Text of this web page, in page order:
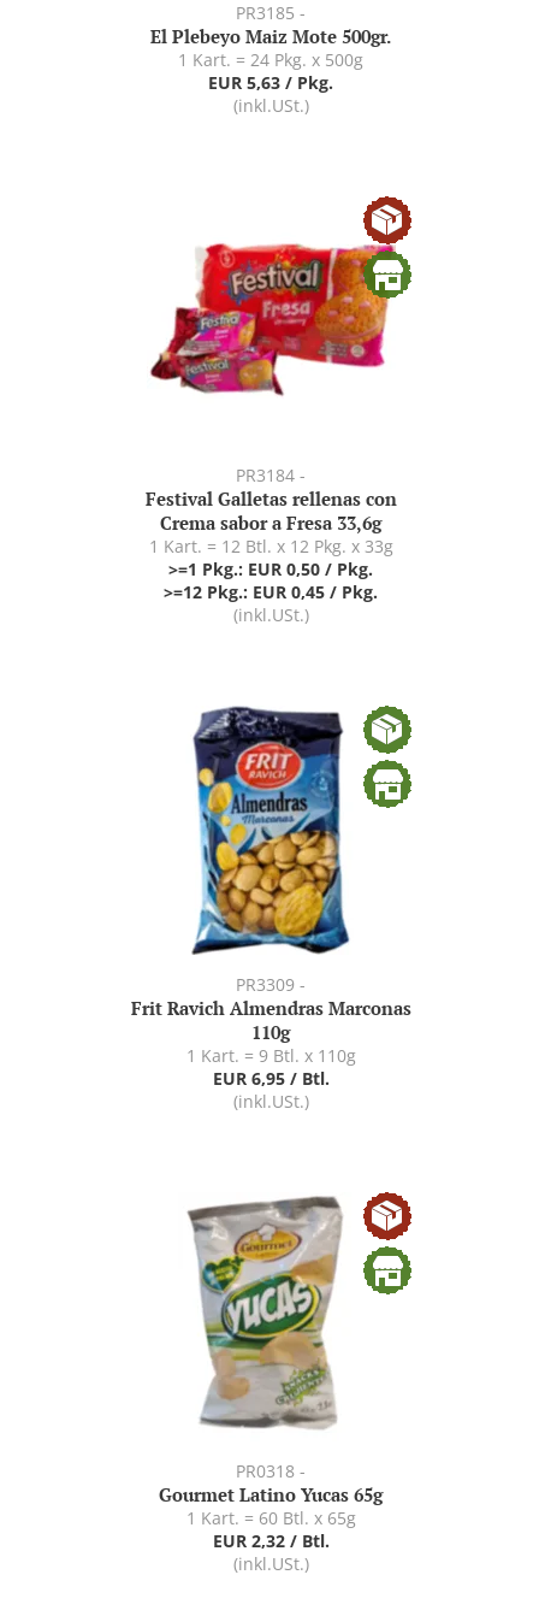
PR3185 -
El Plebeyo Maiz Mote 500gr.
1 Kart. = 24 Pkg. x 500g
EUR 5,63 / Pkg.
(inkl.USt.)
PR3184 -
Festival Galletas rellenas con
Crema sabor a Fresa 33,6g
1 Kart. = 12 Btl. x 12 Pkg. x 33g
>=1 Pkg.: EUR 0,50 / Pkg.
>=12 Pkg.: EUR 0,45 / Pkg.
(inkl.USt.)
PR3309 -
Frit Ravich Almendras Marconas
110g
1 Kart. = 9 Btl. x 110g
EUR 6,95 / Btl.
(inkl.USt.)
PR0318 -
Gourmet Latino Yucas 65g
1 Kart. = 60 Btl. x 65g
EUR 2,32 / Btl.
(inkl.USt.)